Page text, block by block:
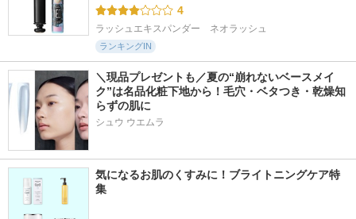
4
ラッシュエキスパンダー　ネオラッシュ
ランキングIN
＼現品プレゼントも／夏の“崩れないベースメイ
ク”は名品化粧下地から！毛穴・ベタつき・乾燥知
らずの肌に
シュウ ウエムラ
気になるお肌のくすみに！ブライトニングケア特
集